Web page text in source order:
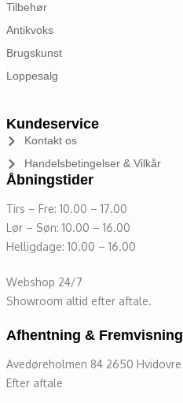
Tilbehør
Antikvoks
Brugskunst
Loppesalg
Kundeservice
Kontakt os
Handelsbetingelser & Vilkår
Åbningstider
Tirs – Fre: 10.00 – 17.00
Lør – Søn: 10.00 – 16.00
Helligdage: 10.00 – 16.00
Webshop 24/7
Showroom altid efter aftale.
Afhentning & Fremvisning
Avedøreholmen 84 2650 Hvidovre
Efter aftale